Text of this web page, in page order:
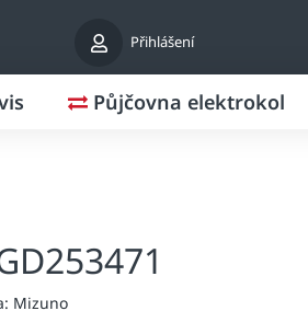
Přihlášení
Půjčovna elektrokol
Mizuno